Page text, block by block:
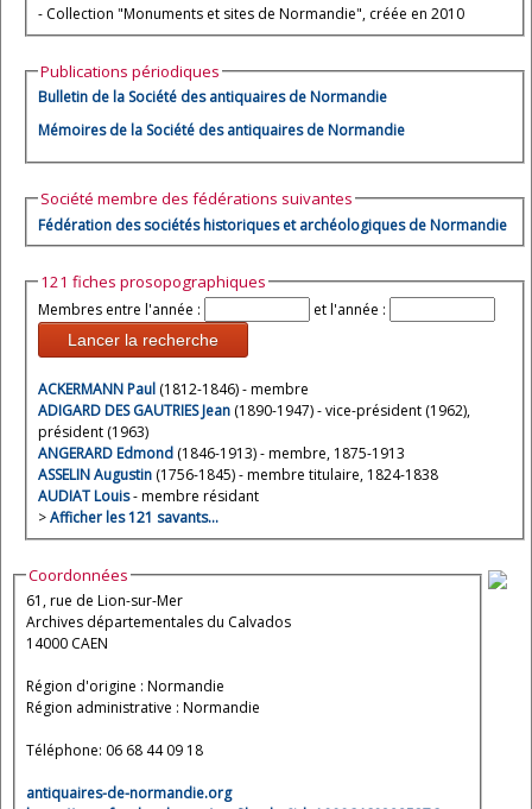
- Collection "Monuments et sites de Normandie", créée en 2010
Publications périodiques
Bulletin de la Société des antiquaires de Normandie
Mémoires de la Société des antiquaires de Normandie
Société membre des fédérations suivantes
Fédération des sociétés historiques et archéologiques de Normandie
121 fiches prosopographiques
Membres entre l'année : et l'année :
Lancer la recherche
ACKERMANN Paul (1812-1846) - membre
ADIGARD DES GAUTRIES Jean (1890-1947) - vice-président (1962),
président (1963)
ANGERARD Edmond (1846-1913) - membre, 1875-1913
ASSELIN Augustin (1756-1845) - membre titulaire, 1824-1838
AUDIAT Louis- membre résidant
>Afficher les 121 savants…
Coordonnées
61, rue de Lion-sur-Mer
Archives départementales du Calvados
14000 CAEN
Région d'origine : Normandie
Région administrative : Normandie
Téléphone: 06 68 44 09 18
antiquaires-de-normandie.org